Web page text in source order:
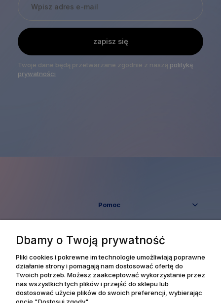
zapisz się
Twoje dane będą przetwarzane zgodnie z naszą polityką
prywatności
Pomoc
Informacje
Dbamy o Twoją prywatność
Pliki cookies i pokrewne im technologie umożliwiają poprawne
działanie strony i pomagają nam dostosować ofertę do
Twoich potrzeb. Możesz zaakceptować wykorzystanie przez
nas wszystkich tych plików i przejść do sklepu lub
dostosować użycie plików do swoich preferencji, wybierając